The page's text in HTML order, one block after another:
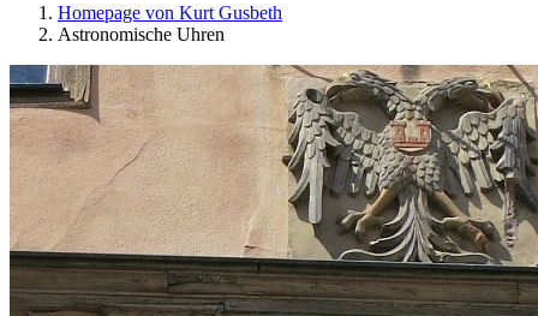
Homepage von Kurt Gusbeth
Astronomische Uhren